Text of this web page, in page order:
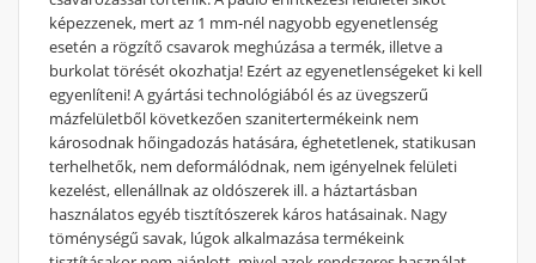
képezzenek, mert az 1 mm-nél nagyobb egyenetlenség
esetén a rögzítő csavarok meghúzása a termék, illetve a
burkolat törését okozhatja! Ezért az egyenetlenségeket ki kell
egyenlíteni! A gyártási technológiából és az üvegszerű
mázfelületből következően szanitertermékeink nem
károsodnak hőingadozás hatására, éghetetlenek, statikusan
terhelhetők, nem deformálódnak, nem igényelnek felületi
kezelést, ellenállnak az oldószerek ill. a háztartásban
használatos egyéb tisztítószerek káros hatásainak. Nagy
töménységű savak, lúgok alkalmazása termékeink